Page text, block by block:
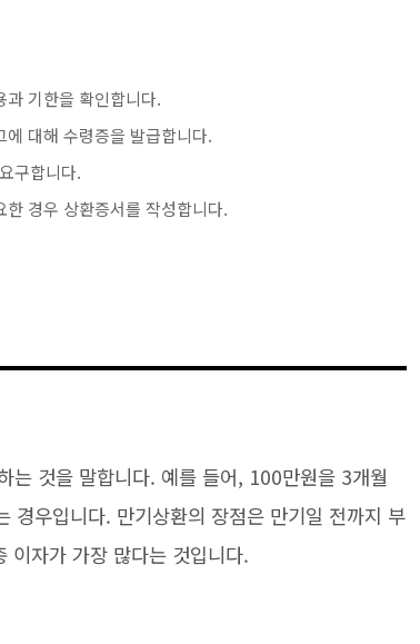
기한을 확인합니다.
대해 수령증을 발급합니다.
구합니다.
경우 상환증서를 작성합니다.
는 것을 말합니다. 예를 들어, 100만원을 3개월
우입니다. 만기상환의 장점은 만기일 전까지 부
이자가 가장 많다는 것입니다.